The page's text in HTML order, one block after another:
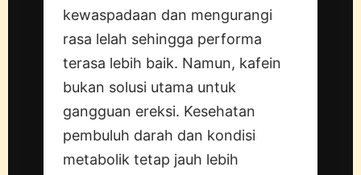
kewaspadaan dan mengurangi
rasa lelah sehingga performa
terasa lebih baik. Namun, kafein
bukan solusi utama untuk
gangguan ereksi. Kesehatan
pembuluh darah dan kondisi
metabolik tetap jauh lebih